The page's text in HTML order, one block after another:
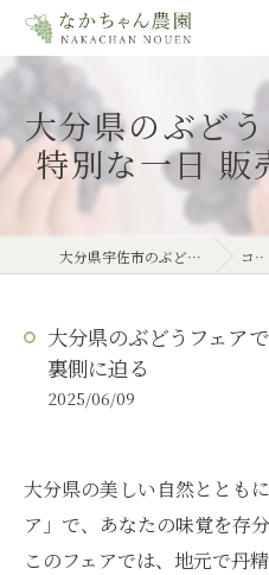
大分県のぶど
特別な一日 販
大分県宇佐市のぶどうならなかちゃん農園 コラム
大分県のぶどうフェア
裏側に迫る
2025/06/09
大分県の美しい自然ととも
ア」で、あなたの味覚を存
このフェアでは、地元で丹